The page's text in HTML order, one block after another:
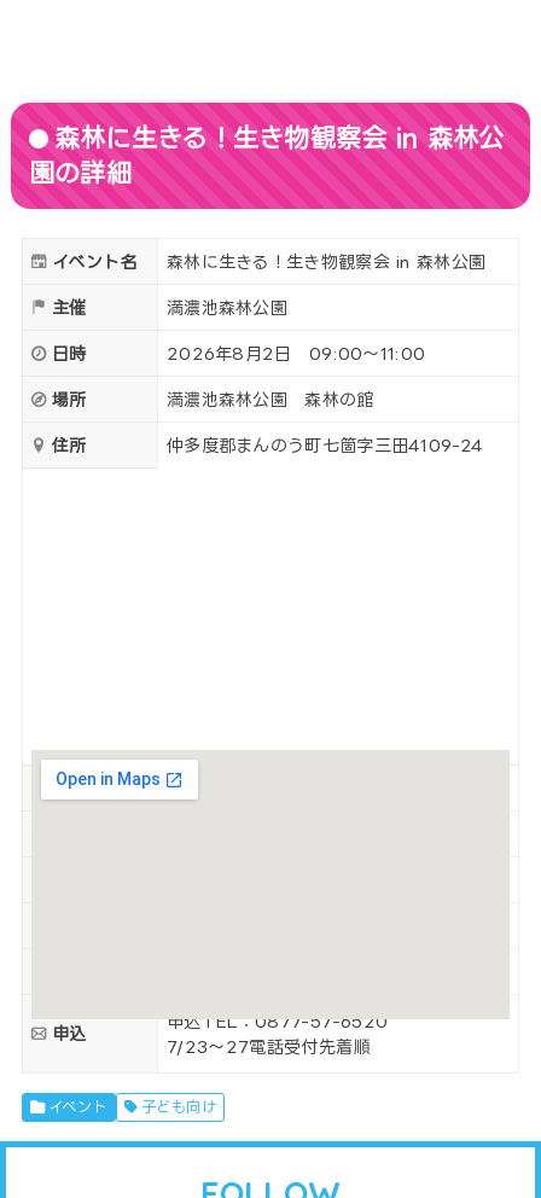
森林に生きる！生き物観察会 in 森林公
園の詳細
イベント名 森林に生きる！生き物観察会 in 森林公園
主催 満濃池森林公園
日時 2026年8月2日 09:00〜11:00
場所 満濃池森林公園 森林の館
住所 仲多度郡まんのう町七箇字三田4109-24
参加費 無料
申込
申込TEL：0877-57-6520
7/23～27電話受付先着順
イベント 子ども向け